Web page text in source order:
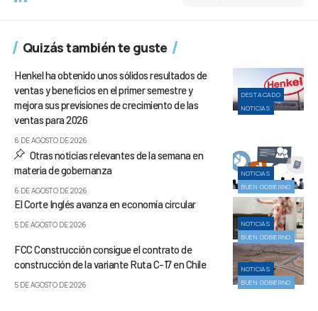
Quizás también te guste
DESTACADO
NOTICIAS
Henkel ha obtenido unos sólidos resultados de
ventas y beneficios en el primer semestre y
mejora sus previsiones de crecimiento de las
ventas para 2026
6 DE AGOSTO DE 2026
NOTICIAS
BUEN GOBIERNO
Otras noticias relevantes de la semana en
materia de gobernanza
6 DE AGOSTO DE 2026
NOTICIAS
BUEN GOBIERNO
El Corte Inglés avanza en economía circular
5 DE AGOSTO DE 2026
NOTICIAS
BUEN GOBIERNO
FCC Construcción consigue el contrato de
construcción de la variante Ruta C-17 en Chile
5 DE AGOSTO DE 2026